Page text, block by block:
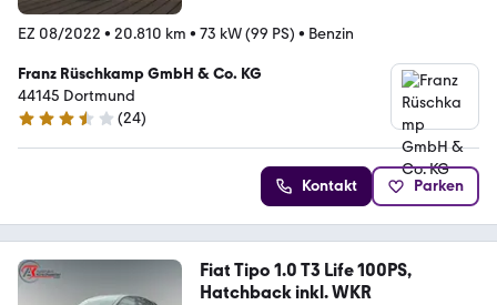
EZ 08/2022 • 20.810 km • 73 kW (99 PS) • Benzin
Franz Rüschkamp GmbH & Co. KG
44145 Dortmund
3.7 Sterne
(24)
Kontakt Parken
Fiat Tipo 1.0 T3 Life 100PS,
Hatchback inkl. WKR